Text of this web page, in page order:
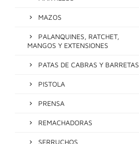
MAZOS
PALANQUINES, RATCHET,
MANGOS Y EXTENSIONES
PATAS DE CABRAS Y BARRETAS
PISTOLA
PRENSA
REMACHADORAS
SERRUCHOS